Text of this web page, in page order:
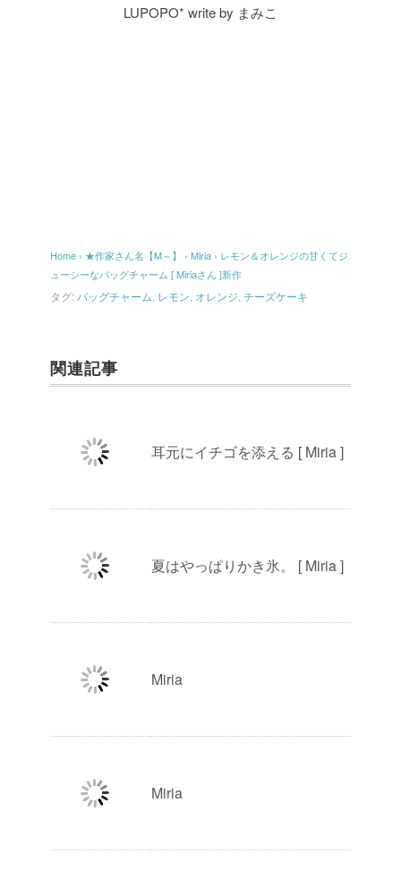
LUPOPO* write by まみこ
Home › ★作家さん名【M～】 › Miria › レモン＆オレンジの甘くてジ
ューシーなバッグチャーム [ Miriaさん ]新作
タグ: バッグチャーム レモン オレンジ チーズケーキ
関連記事
耳元にイチゴを添える [ Miria ]
夏はやっぱりかき氷。 [ Miria ]
Miria
Miria